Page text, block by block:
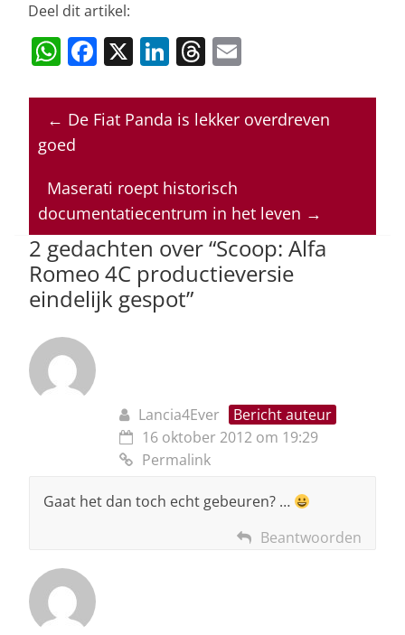
Deel dit artikel:
W
at
s
p
p
F
c
e
o
o
k
X Li
k
e
n
T
re
a
s
ai
l
← De Fiat Panda is lekker overdreven
goed
Maserati roept historisch
documentatiecentrum in het leven →
2 gedachten over “Scoop: Alfa
Romeo 4C productieversie
eindelijk gespot”
Lancia4Ever
Bericht auteur
16 oktober 2012 om 19:29
Permalink
Gaat het dan toch echt gebeuren? …
Beantwoorden